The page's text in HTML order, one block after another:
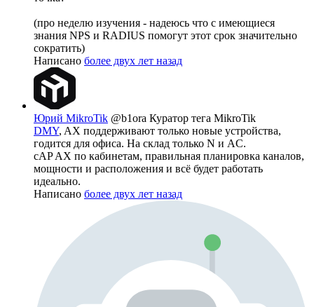
(про неделю изучения - надеюсь что с имеющиеся
знания NPS и RADIUS помогут этот срок значительно
сократить)
Написано более двух лет назад
Юрий MikroTik @b1ora Куратор тега MikroTik
DMY, AX поддерживают только новые устройства,
годится для офиса. На склад только N и AC.
cAP AX по кабинетам, правильная планировка каналов,
мощности и расположения и всё будет работать
идеально.
Написано более двух лет назад